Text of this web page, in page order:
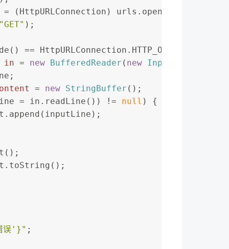
= (HttpURLConnection) urls.openConnection();
);
== HttpURLConnection.HTTP_OK) {
in = new BufferedReader ( new
= new StringBuffer ();
= in.readLine()) != null ) {
误'}" ;